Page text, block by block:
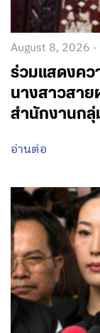
August 8, 2026
ร่วมแสดงคว
นางสาวสาย
สำนักงานกลุ่
อ่านต่อ